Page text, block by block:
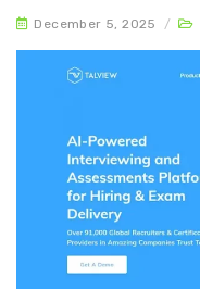
December 5, 2025 /